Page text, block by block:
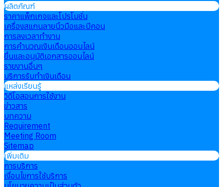
ผลิตภัณฑ์
ราคาแพ็กเกจและโปรโมชั่น
เครื่องสแกนลายนิ้วมือและบีคอน
การลงเวลาทำงาน
การคำนวณเงินเดือนออนไลน์
ยื่นและอนุมัติเอกสารออนไลน์
รายงานอื่นๆ
บริการรับทำเงินเดือน
แหล่งเรียนรู้
วิดีโอสอนการใช้งาน
ข่าวสาร
บทความ
Requirement
Meeting Room
Sitemap
เพิ่มเติม
การบริการ
เงื่อนไขการใช้บริการ